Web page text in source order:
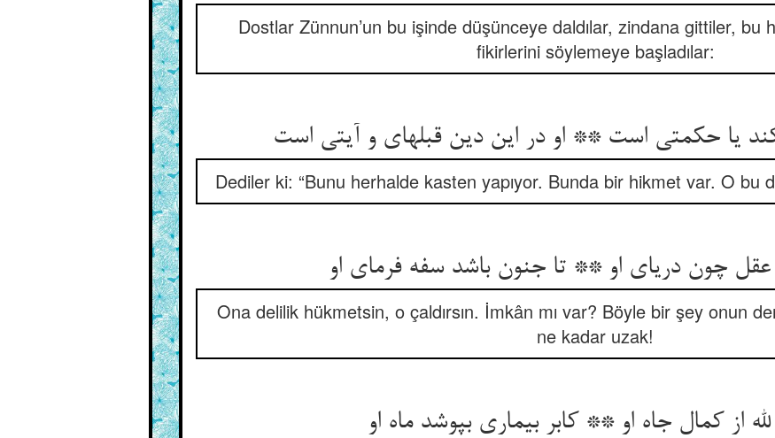
Dostlar Zünnun’un bu işinde düşünceye daldılar, zindana gittiler, bu
fikirlerini söylemeye başladılar:
یا حکمتی است ** او در این دین قبله‏ای و آیتی است‏
Dediler ki: “Bunu herhalde kasten yapıyor. Bunda bir hikmet var. O bu
عقل چون دریای او ** تا جنون باشد سفه فرمای او
Ona delilik hükmetsin, o çaldırsın. İmkân mı var? Böyle bir şey onun
ne kadar uzak!
از کمال جاه او ** کابر بیماری بپوشد ماه او